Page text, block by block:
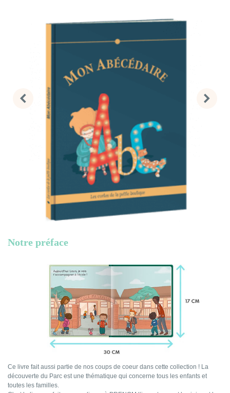
Notre préface
Ce livre fait aussi partie de nos coups de coeur dans cette collection ! La
découverte du Parc est une thématique qui concerne tous les enfants et
toutes les familles.